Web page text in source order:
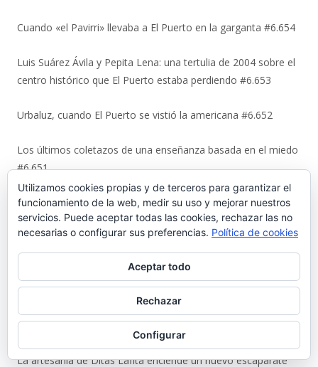
Cuando «el Pavirri» llevaba a El Puerto en la garganta #6.654
Luis Suárez Ávila y Pepita Lena: una tertulia de 2004 sobre el
centro histórico que El Puerto estaba perdiendo #6.653
Urbaluz, cuando El Puerto se vistió la americana #6.652
Los últimos coletazos de una enseñanza basada en el miedo
#6.651
En 1970, bendición de los espigones de Poniente y Levante
#6.650
El Coto de la Isleta y Valdelagrana. Geohistoria de un espacio
entre el mar y las marismas #6.649
La viñeta de Alberto Castrelo. Concentración para ver el
Mundial #6.648
La artesanía de Ditas Lafita enciende un nuevo escaparate
Utilizamos cookies propias y de terceros para garantizar el
funcionamiento de la web, medir su uso y mejorar nuestros
servicios. Puede aceptar todas las cookies, rechazar las no
necesarias o configurar sus preferencias. Política de cookies
Aceptar todo
Rechazar
Configurar